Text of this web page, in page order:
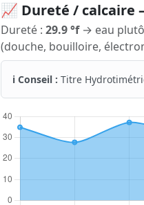
📈 Dureté / calcaire
Dureté : 29.9 °f→ eau
(douche, bouilloire,
ℹ️ Conseil : Titre